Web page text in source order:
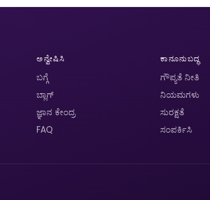
ಅನ್ವೇಷಿಸಿ
ಬಗ್ಗೆ
ಬ್ಲಾಗ್
ಜ್ಞಾನ ಕೇಂದ್ರ
FAQ
ಕಾನೂನುಬದ್ಧ
ಗೌಪ್ಯತೆ ನೀತಿ
ನಿಯಮಗಳು
ಸುರಕ್ಷತೆ
ಸಂಪರ್ಕಿಸಿ